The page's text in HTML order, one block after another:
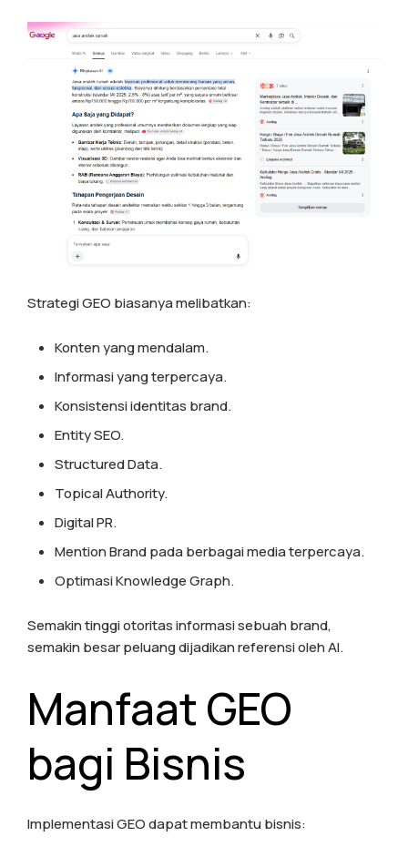
Strategi GEO biasanya melibatkan:
Konten yang mendalam.
Informasi yang terpercaya.
Konsistensi identitas brand.
Entity SEO.
Structured Data.
Topical Authority.
Digital PR.
Mention Brand pada berbagai media terpercaya.
Optimasi Knowledge Graph.
Semakin tinggi otoritas informasi sebuah brand,
semakin besar peluang dijadikan referensi oleh AI.
Manfaat GEO
bagi Bisnis
Implementasi GEO dapat membantu bisnis: